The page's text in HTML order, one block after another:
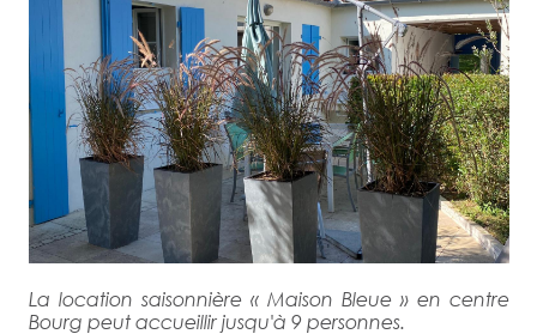
La location saisonnière « Maison Bleue » en centre
Bourg peut accueillir jusqu'à 9 personnes.